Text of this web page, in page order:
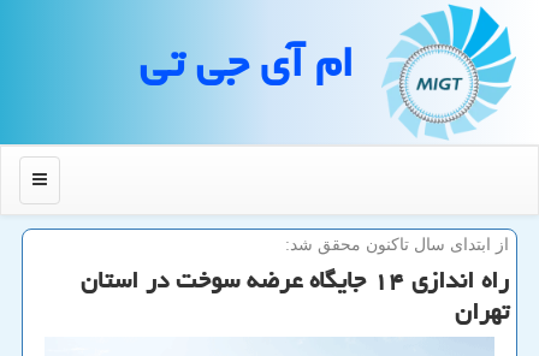
ام آی جی تی
منو
از ابتدای سال تاكنون محقق شد:
راه اندازی ۱۴ جایگاه عرضه سوخت در استان
تهران